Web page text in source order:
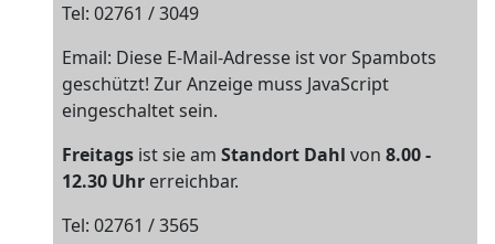
Tel: 02761 / 3049
Email: Diese E-Mail-Adresse ist vor Spambots
geschützt! Zur Anzeige muss JavaScript
eingeschaltet sein.
Freitags ist sie amStandort Dahl von8.00 -
12.30 Uhr erreichbar.
Tel: 02761 / 3565